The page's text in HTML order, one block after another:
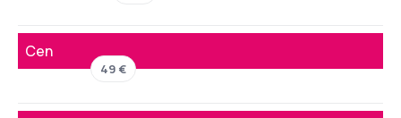
Сеп
49 €